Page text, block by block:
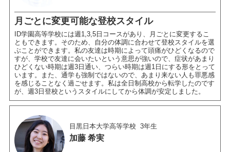
月ごとに変更可能な登校スタイル
ID学園高等学校には週1,3,5日コースがあり、月ごとに変更するこ
ともできます。そのため、自分の体調に合わせて登校スタイルを選
ぶことができます。私の友達は時期によって頭痛がひどくなるので
すが、学校で友達に会いたいという意思が強いので、症状があまり
ひどくない時期は週3日通い、つらい時期は週1日にする形をとって
います。また、通学も強制ではないので、あまり来ない人も罪悪感
を感じることなく過ごせます。私は全日制高校から転学したのです
が、週3日登校というスタイルにしてから体調が安定しました。
目黒日本大学高等学校 3年生
加藤 希実